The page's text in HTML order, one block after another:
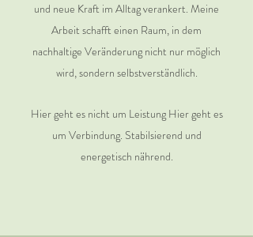
und neue Kraft im Alltag verankert. Meine
Arbeit schafft einen Raum, in dem
nachhaltige Veränderung nicht nur möglich
wird, sondern selbstverständlich.
Hier geht es nicht um Leistung Hier geht es
um Verbindung. Stabilsierend und
energetisch nährend.